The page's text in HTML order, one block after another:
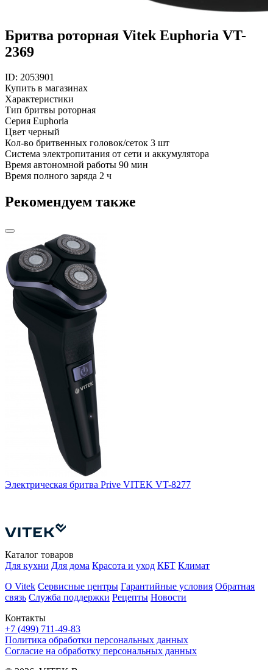
Бритва роторная Vitek Euphoria VT-
2369
ID: 2053901
Купить в магазинах
Характеристики
Тип бритвы роторная
Серия Euphoria
Цвет черный
Кол-во бритвенных головок/сеток 3 шт
Система электропитания от сети и аккумулятора
Время автономной работы 90 мин
Время полного заряда 2 ч
Рекомендуем также
Электрическая бритва Prive VITEK VT-8277
Контакты
+7 (499) 711-49-83
Каталог товаров
Для кухни Для дома Красота и уход КБТ Климат
О Vitek Сервисные центры Гарантийные условия Обратная
связь Служба поддержки Рецепты Новости
Политика обработки персональных данных
Согласие на обработку персональных данных